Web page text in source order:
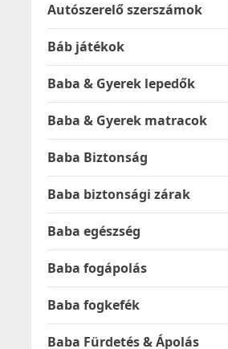
Autószerelő szerszámok
Báb játékok
Baba & Gyerek lepedők
Baba & Gyerek matracok
Baba Biztonság
Baba biztonsági zárak
Baba egészség
Baba fogápolás
Baba fogkefék
Baba Fürdetés & Ápolás